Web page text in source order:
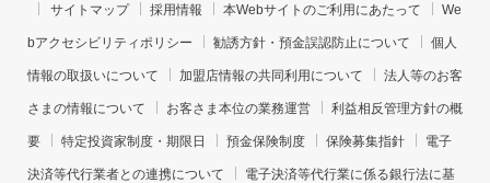
サイトマップ 採用情報 本Webサイトのご利用にあたって We
bアクセシビリティポリシー 勧誘方針・預金誤認防止について 個人
情報の取扱いについて 加盟店情報の共同利用について 法人等のお客
さまの情報について お客さま本位の業務運営 利益相反管理方針の概
要 特定投資家制度・期限日 預金保険制度 保険募集指針 電子
決済等代行業者との連携について 電子決済等代行業に係る銀行法に基